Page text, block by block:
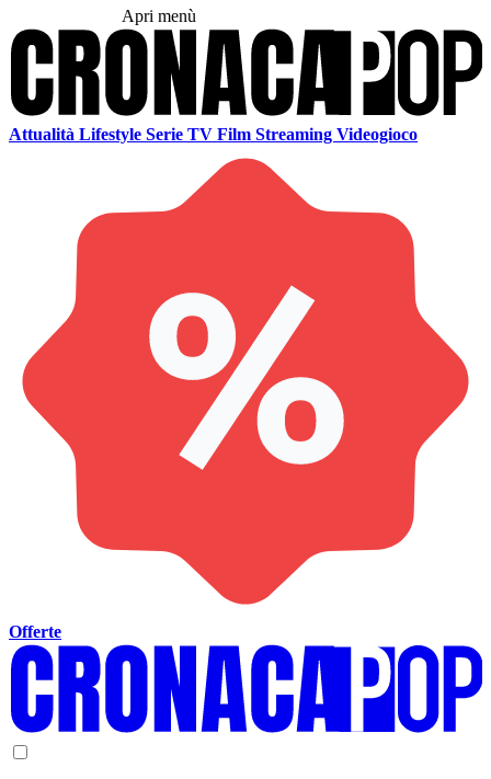
Apri menù
Attualità Lifestyle Serie TV Film Streaming Videogioco
Offerte